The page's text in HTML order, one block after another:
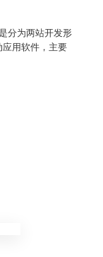
分为两站开发形
用软件，主要